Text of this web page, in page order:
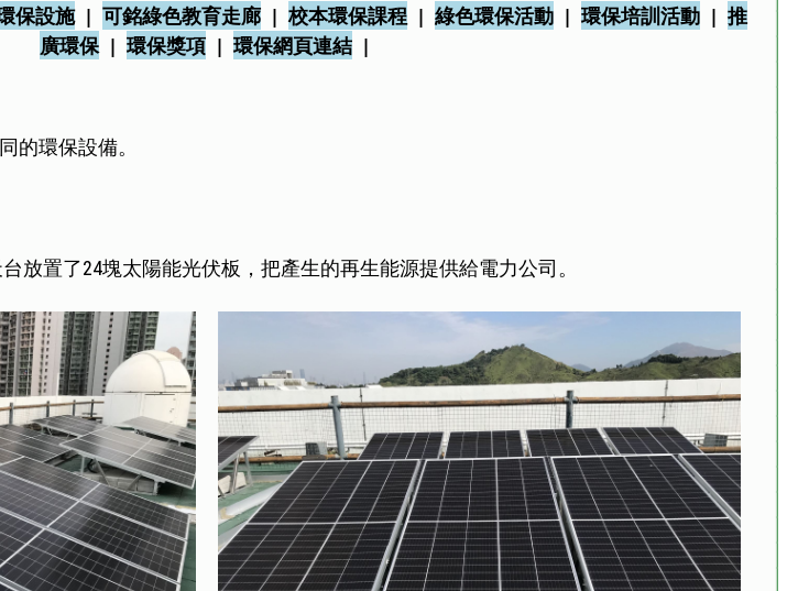
保設施| 可銘綠色教育走廊|校本環保課程| 綠色環保活動| 環保培訓活動| 推
廣環保| 環保獎項| 環保網頁連結|
的環保設備。
放置了24塊太陽能光伏板，把產生的再生能源提供給電力公司。